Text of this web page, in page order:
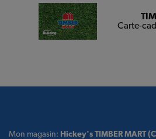
Carte-
Mon magasin: Hickey's TIMBER MART